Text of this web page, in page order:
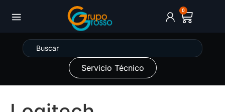
0
Servicio Técnico